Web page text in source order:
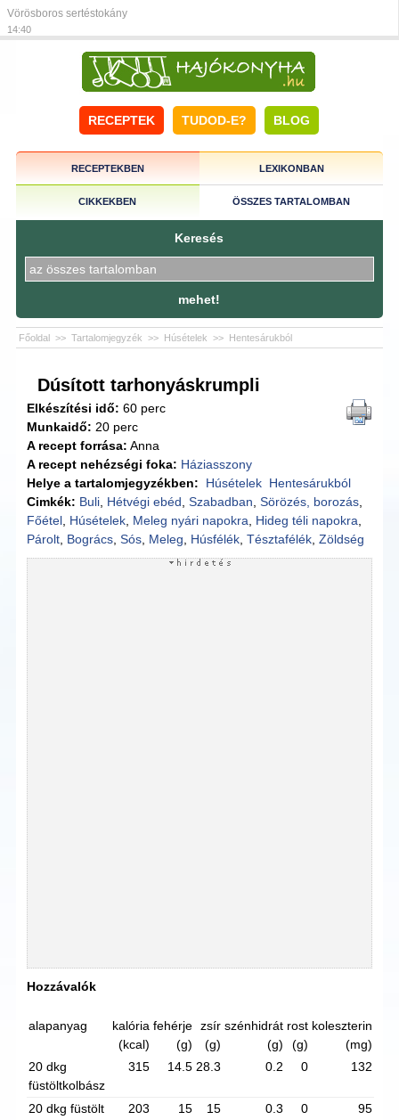
Vörösboros sertéstokány
14:40
RECEPTEK TUDOD-E? BLOG
RECEPTEKBEN LEXIKONBAN
CIKKEKBEN ÖSSZES TARTALOMBAN
Keresés
mehet!
Főoldal >> Tartalomjegyzék >> Húsételek >> Hentesárukból
Dúsított tarhonyáskrumpli
Elkészítési idő: 60 perc
Munkaidő: 20 perc
A recept forrása: Anna
A recept nehézségi foka: Háziasszony
Helye a tartalomjegyzékben:
Húsételek Hentesárukból
Cimkék: Buli Hétvégi ebéd ,Szabadban ,Sörözés, borozás
Főétel Húsételek Meleg nyári napokra Hideg téli napokra
Párolt Bogrács ,Sós Meleg Húsfélék ,Tésztafélék ,Zöldség
Hozzávalók
alapanyag
kalória
(kcal)
fehérje
(g)
zsír
(g)
szénhidrát
(g)
rost
(g)
koleszterin
(mg)
20 dkg
füstöltkolbász
315 14.5 28.3 0.2 0 132
20 dkg füstölt
203 15 15 0.3 0 95